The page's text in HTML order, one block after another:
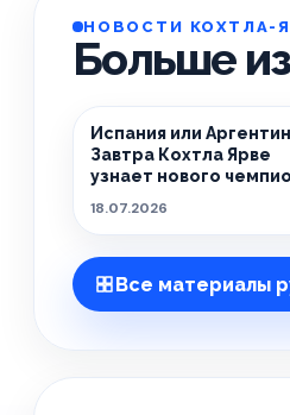
НОВОСТИ КОХТЛА-
Больше
Испания или
Завтра Кохтла Ярве
узнает нового
18.07.2026
Все материалы